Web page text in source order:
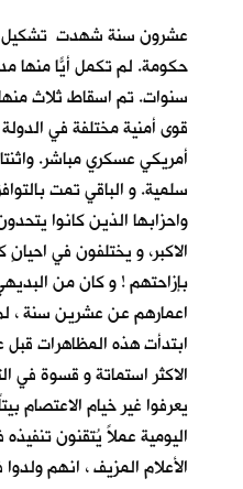
عشرون سنة شهدت تشكيل
حكومة. لم تكمل أيّاً منها
سنوات. تم اسقاط ثلاث
قوى أمنية مختلفة في
أمريكي عسكري مباشر.
سلمية. و الباقي تمت
واحزابها الذين كانوا
الاكبر، و يختلفون في
بإزاحتهم ! و كان من
اعمارهم عن عشرين سنة ،
ابتدأت هذه المظاهرات
الاكثر استماتة و قسوة في
يعرفوا غير خيام الاعتصام
اليومية عملاً يُتقنون
الأعلام المزيف ، انهم